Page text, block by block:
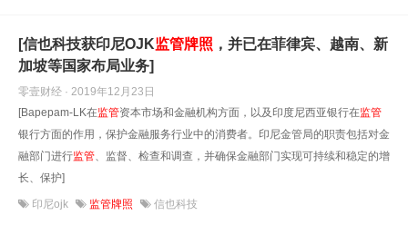
[信也科技获印尼OJK监管牌照 ，并已在菲律宾、越南、新
加坡等国家布局业务]
零壹财经 · 2019年12月23日
[Bapepam-LK在监管资本市场和金融机构方面，以及印度尼西亚银行在监管
银行方面的作用，保护金融服务行业中的消费者。印尼金管局的职责包括对金
融部门进行监管、监督、检查和调查，并确保金融部门实现可持续和稳定的增
长、保护]
印尼ojk 监管牌照 信也科技